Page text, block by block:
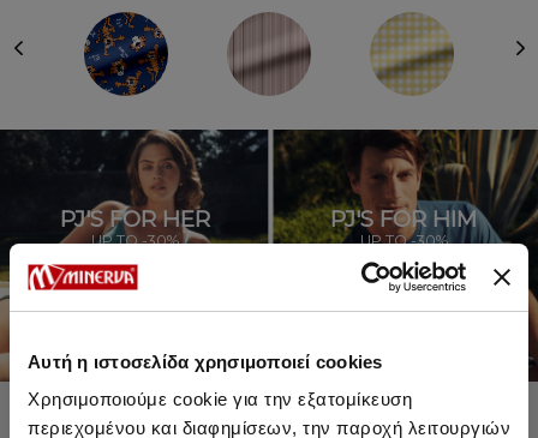
Αυτή η ιστοσελίδα χρησιμοποιεί cookies
Χρησιμοποιούμε cookie για την εξατομίκευση
περιεχομένου και διαφημίσεων, την παροχή λειτουργιών
PJ'S FOR HER
UP TO -30%
SHOP SALE
PJ'S FOR HIM
UP TO -30%
SHOP SALE